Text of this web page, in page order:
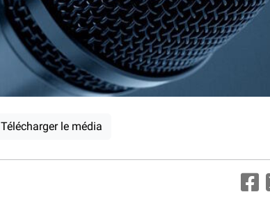
Télécharger le média